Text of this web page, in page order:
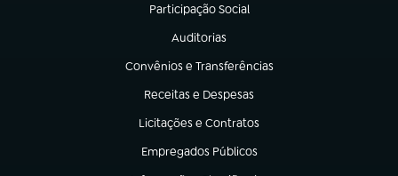
Participação Social
(abre em nova aba)
Auditorias
(abre em nova aba)
Convênios e Transferências
(abre em nova aba)
Receitas e Despesas
(abre em nova aba)
Licitações e Contratos
(abre em nova aba)
Empregados Públicos
(abre em nova aba)